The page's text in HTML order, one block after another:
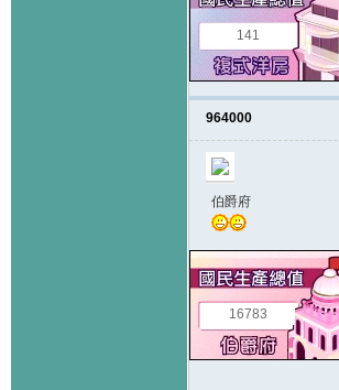
141
964000
伯爵府
16783